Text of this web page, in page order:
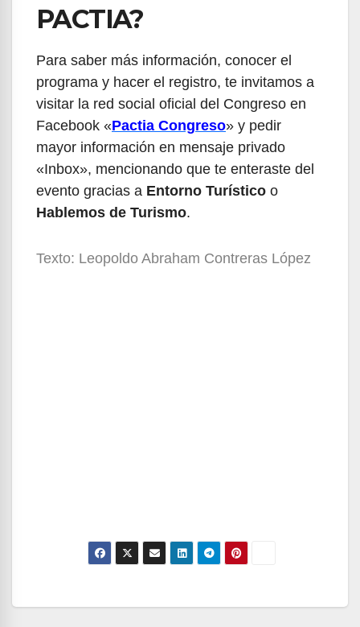
PACTIA?
Para saber más información, conocer el
programa y hacer el registro, te invitamos a
visitar la red social oficial del Congreso en
Facebook «Pactia Congreso» y pedir
mayor información en mensaje privado
«Inbox», mencionando que te enteraste del
evento gracias a Entorno Turístico o
Hablemos de Turismo.
Texto: Leopoldo Abraham Contreras López
Navegación